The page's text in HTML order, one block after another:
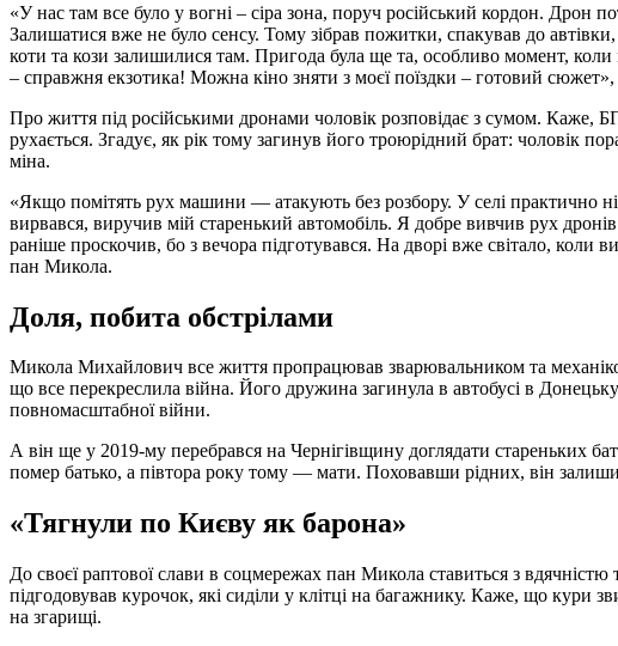
«У нас там все було у вогні – сіра зона, поруч російський кордон. Дрон
Залишатися вже не було сенсу. Тому зібрав пожитки, спакував до
коти та кози залишилися там. Пригода була ще та, особливо момент,
– справжня екзотика! Можна кіно зняти з моєї поїздки – готовий сюжет»,
Про життя під російськими дронами чоловік розповідає з сумом.
рухається. Згадує, як рік тому загинув його троюрідний брат: чоловік
міна.
«Якщо помітять рух машини — атакують без розбору. У селі практично
вирвався, виручив мій старенький автомобіль. Я добре вивчив рух
раніше проскочив, бо з вечора підготувався. На дворі вже світало, коли
пан Микола.
Доля, побита обстрілами
Микола Михайлович все життя пропрацював зварювальником та
що все перекреслила війна. Його дружина загинула в автобусі в
повномасштабної війни.
А він ще у 2019-му перебрався на Чернігівщину доглядати стареньких
помер батько, а півтора року тому — мати. Поховавши рідних, він
«Тягнули по Києву як барона»
До своєї раптової слави в соцмережах пан Микола ставиться з
підгодовував курочок, які сиділи у клітці на багажнику. Каже, що кури
на згарищі.